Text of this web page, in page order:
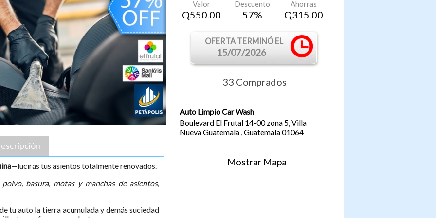
—lucirás tus asientos totalmente renovados.
basura, motas y manchas de asientos,
tu auto la tierra acumulada y demás suciedad
Valor
Q550.00
Descuento
57%
Ahorras
Q315.00
OFERTA TERMINÓ EL
15/07/2026
33 Comprados
Auto Limpio Car Wash
Boulevard El Frutal 14-00 zona 5, Villa
NuevaGuatemala,Guatemala01064
Mostrar Mapa